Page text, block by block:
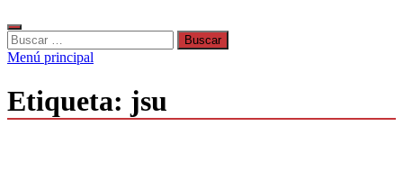
Buscar:
Menú principal
Etiqueta: jsu